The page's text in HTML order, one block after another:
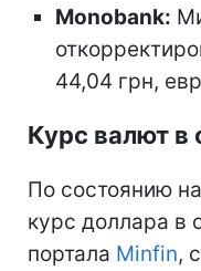
Monobank:
44,04 грн,
Курс валют в
По состоянию
курс доллара в
портала Minfin,